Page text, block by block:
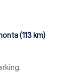
(113 km)